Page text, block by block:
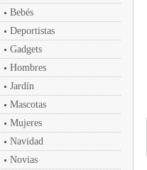
Bebés
Deportistas
Gadgets
Hombres
Jardín
Mascotas
Mujeres
Navidad
Novias